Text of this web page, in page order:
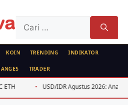
untuk:
KOIN TRENDING INDIKATOR
TRADER
USD/IDR Agustus 2026: Analisis